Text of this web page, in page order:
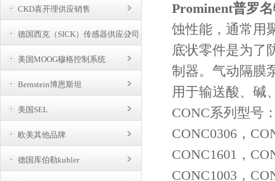
CKD喜开理供应销售
德国西克（SICK）传感器供应公司
美国MOOG穆格控制系统
Bernstein博恩斯坦
美国SEL
欧美其他品牌
德国库伯勒kubler
Prominent普罗
蚀性能，通常用
底状零件是为了
制器。气动隔膜
用于输送酸、碱
CONC系列型号
CONC0306，
CONC1601，
CONC1003，